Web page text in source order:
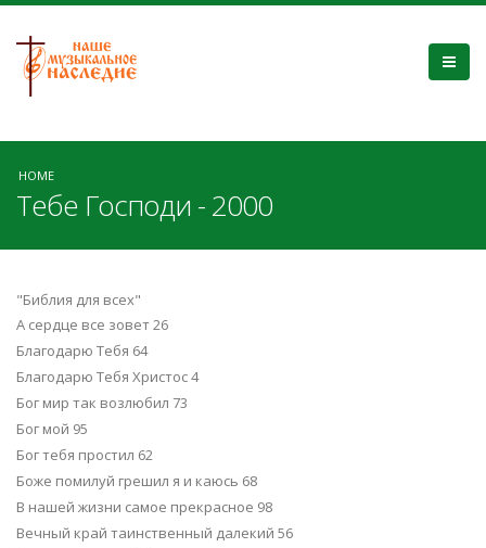
HOME
Тебе Господи - 2000
"Библия для всех"
А сердце все зовет 26
Благодарю Тебя 64
Благодарю Тебя Христос 4
Бог мир так возлюбил 73
Бог мой 95
Бог тебя простил 62
Боже помилуй грешил я и каюсь 68
В нашей жизни самое прекрасное 98
Вечный край таинственный далекий 56